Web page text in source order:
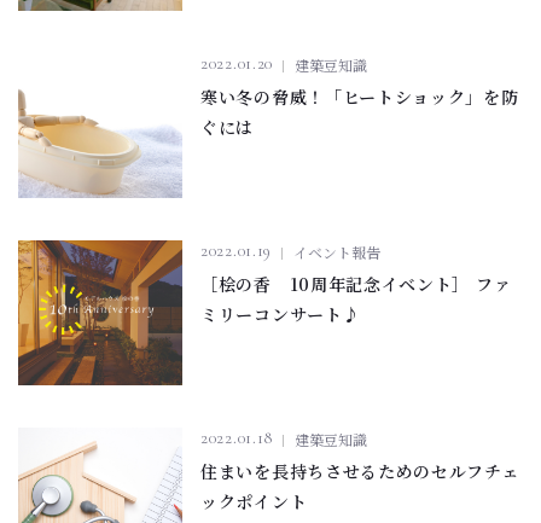
2022.01.20 建築豆知識
寒い冬の脅威！「ヒートショック」を防
ぐには
2022.01.19 イベント報告
［桧の香 10周年記念イベント］ ファ
ミリーコンサート♪
2022.01.18 建築豆知識
住まいを長持ちさせるためのセルフチェ
ックポイント